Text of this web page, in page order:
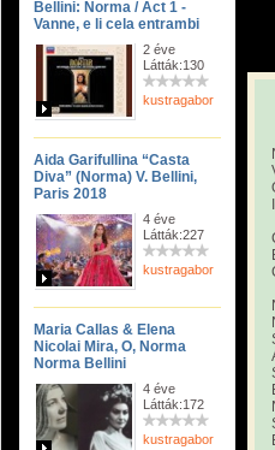
Bellini: Norma / Act 1 -
Vanne, e li cela entrambi
2 éve
Látták:130
kustragabor
Aida Garifullina “Casta
Diva” (Norma) V. Bellini,
Paris 2018
4 éve
Látták:227
kustragabor
Maria Callas & Elena
Nicolai Mira, O, Norma
Norma Bellini
4 éve
Látták:172
kustragabor